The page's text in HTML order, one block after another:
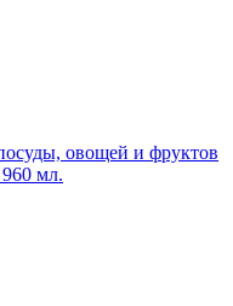
овощей и фруктов
мл.